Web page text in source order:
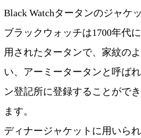
Black Watchタータンのジャケ
ブラックウォッチは1700年代
用されたタータンで、家紋の
い、アーミータータンと呼ば
ン登記所に登録することがで
ます。
ディナージャケットに用いら